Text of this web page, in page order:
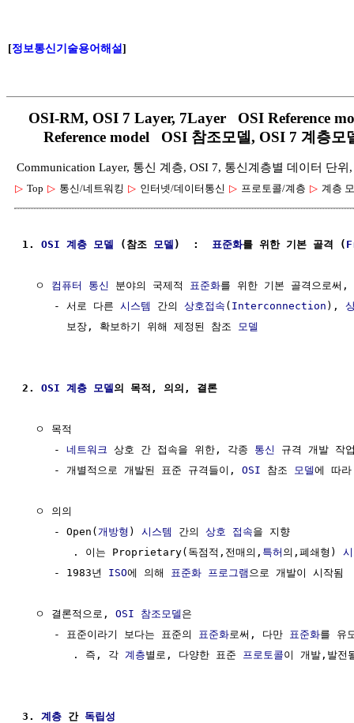
[정보통신기술용어해설]
OSI-RM, OSI 7 Layer, 7Layer OSI Reference
Reference model OSI 참조모델, OSI 7 계층모
Communication Layer, 통신 계층, OSI 7, 통신계층별 데이터 단위
▷ Top ▷ 통신/네트워킹 ▷ 인터넷/데이터통신 ▷ 프로토콜/계층 ▷ 계층
1. OSI 계층 모델 (참조 모델 )  : 표준화를 위한 기본 골격 (
  ㅇ
컴퓨터 통신 분야의 국제적 표준화를 위한 기본 골격으로써,
     - 서로 다른
시스템 간의 상호접속 ( Interconnection ),
       보장, 확보하기 위해 제정된 참조
모델
2. OSI 계층 모델의 목적, 의의, 결론
  ㅇ 목적
     -
네트워크 상호 간 접속을 위한, 각종 통신
규격 개발 작
     - 개별적으로 개발된 표준 규격들이,
OSI 참조 모델에 따
  ㅇ 의의
     - Open(
개방형 ) 시스템 간의 상호 접속을 지향
        . 이는 Proprietary(독점적,전매의,
특허 의,폐쇄형)
     - 1983년
ISO에 의해 표준화 프로그램 으로 개발이 시작됨
  ㅇ 결론적으로,
OSI 참조모델 은
     - 표준이라기 보다는 표준의
표준화로써, 다만 표준화를 유
        . 즉, 각
계층별로, 다양한 표준 프로토콜이 개발,발전
3. 계층 간 독립성